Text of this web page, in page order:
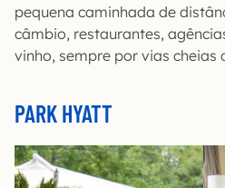
pequena caminhada de
câmbio, restaurantes,
vinho, sempre por vias cheias
PARK HYATT